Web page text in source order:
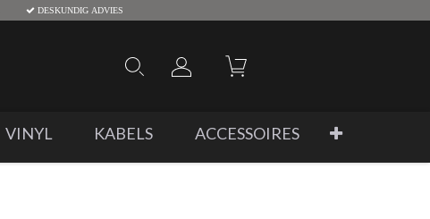
DESKUNDIG ADVIES
VINYL KABELS ACCESSOIRES